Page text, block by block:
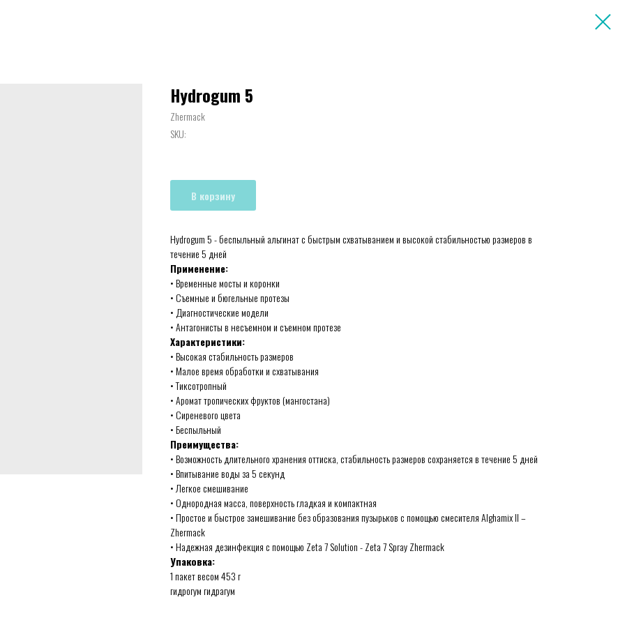
Hydrogum 5
Zhermack
SKU:
В корзину
Нydrogum 5 - беспыльный альгинат с быстрым схватыванием и высокой стабильностью размеров в
течение 5 дней
Применение:
• Временные мосты и коронки
• Съемные и бюгельные протезы
• Диагностические модели
• Антагонисты в несъемном и съемном протезе
Характеристики:
• Высокая стабильность размеров
• Малое время обработки и схватывания
• Тиксотропный
• Аромат тропических фруктов (мангостана)
• Сиреневого цвета
• Беспыльный
Преимущества:
• Возможность длительного хранения оттиска, стабильность размеров сохраняется в течение 5 дней
• Впитывание воды за 5 секунд
• Легкое смешивание
• Однородная масса, поверхность гладкая и компактная
• Простое и быстрое замешивание без образования пузырьков с помощью смесителя Alghamix II –
Zhermack
• Надежная дезинфекция с помощью Zeta 7 Solution - Zeta 7 Spray Zhermack
Упаковка:
1 пакет весом 453 г
гидрогум гидрагум